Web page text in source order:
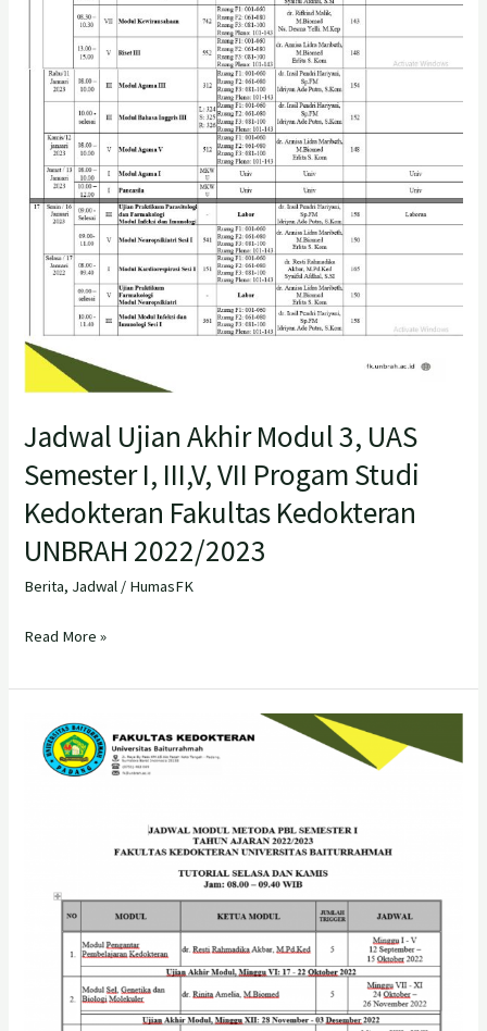
Jadwal Ujian Akhir Modul 3, UAS
Semester I, III,V, VII Progam Studi
Kedokteran Fakultas Kedokteran
UNBRAH 2022/2023
Berita, Jadwal / HumasFK
Semester
III,V,
Progam
Studi
Kedokteran
Fakultas
Kedokteran
UNBRAH
2022/2023
Read More »
Jadwal
Modul
2022/2023
Fakultas
Kedokteran
Universitas
Baiturrahmah